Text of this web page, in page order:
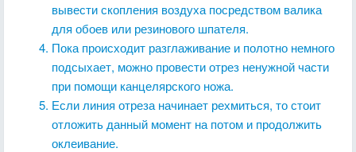
вывести скопления воздуха посредством валика
для обоев или резинового шпателя.
Пока происходит разглаживание и полотно немного
подсыхает, можно провести отрез ненужной части
при помощи канцелярского ножа.
Если линия отреза начинает рехмиться, то стоит
отложить данный момент на потом и продолжить
оклеивание.